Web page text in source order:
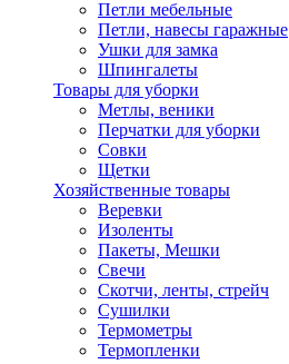
Петли мебельные
Петли, навесы гаражные
Ушки для замка
Шпингалеты
Товары для уборки
Метлы, веники
Перчатки для уборки
Совки
Щетки
Хозяйственные товары
Веревки
Изоленты
Пакеты, Мешки
Свечи
Скотчи, ленты, стрейч
Сушилки
Термометры
Термопленки